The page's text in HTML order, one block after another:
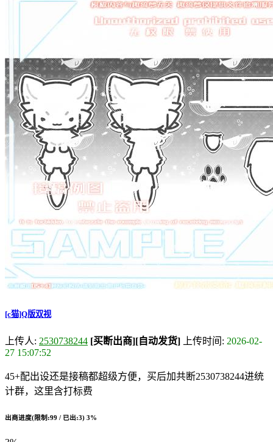
[c猫]Q版双视
上传人: 2530738244 [买断出商][自动发货] 上传时间: 2026-02-
27 15:07:52
45+配出设还是接稿都超级方便，买后加共断2530738244进统
计群，这里含打标费
出商进度(限制:99 / 已出:3) 3%